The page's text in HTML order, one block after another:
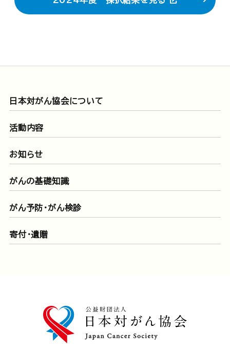
日本対がん協会について
活動内容
お知らせ
がんの基礎知識
がん予防・がん検診
寄付・遺贈